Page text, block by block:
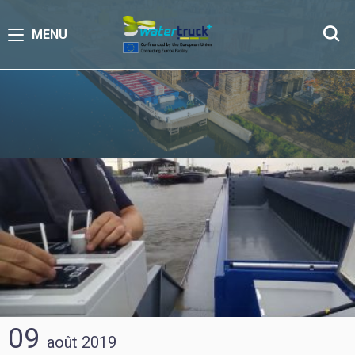
MENU
09 août 2019